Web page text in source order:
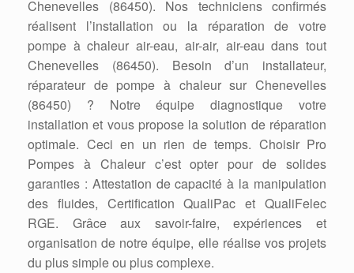
Chenevelles (86450). Nos techniciens confirmés
réalisent l’installation ou la réparation de votre
pompe à chaleur air-eau, air-air, air-eau dans tout
Chenevelles (86450). Besoin d’un installateur,
réparateur de pompe à chaleur sur Chenevelles
(86450) ? Notre équipe diagnostique votre
installation et vous propose la solution de réparation
optimale. Ceci en un rien de temps. Choisir Pro
Pompes à Chaleur c’est opter pour de solides
garanties : Attestation de capacité à la manipulation
des fluides, Certification QualiPac et QualiFelec
RGE. Grâce aux savoir-faire, expériences et
organisation de notre équipe, elle réalise vos projets
du plus simple ou plus complexe.